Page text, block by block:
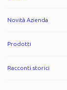
Novità Azienda
Prodotti
Racconti storici